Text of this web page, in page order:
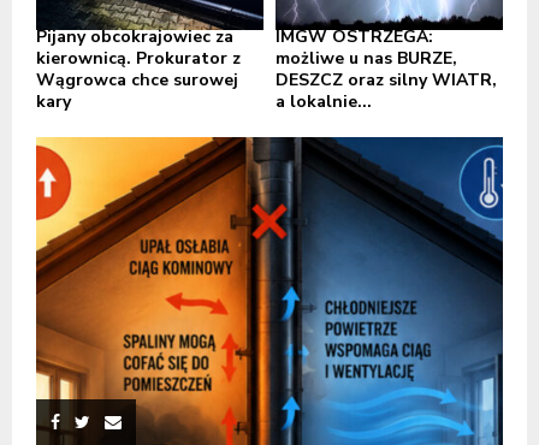
Pijany obcokrajowiec za
kierownicą. Prokurator z
Wągrowca chce surowej
kary
IMGW OSTRZEGA:
możliwe u nas BURZE,
DESZCZ oraz silny WIATR,
a lokalnie...